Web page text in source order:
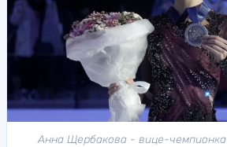
Анна Щербакова - вице-